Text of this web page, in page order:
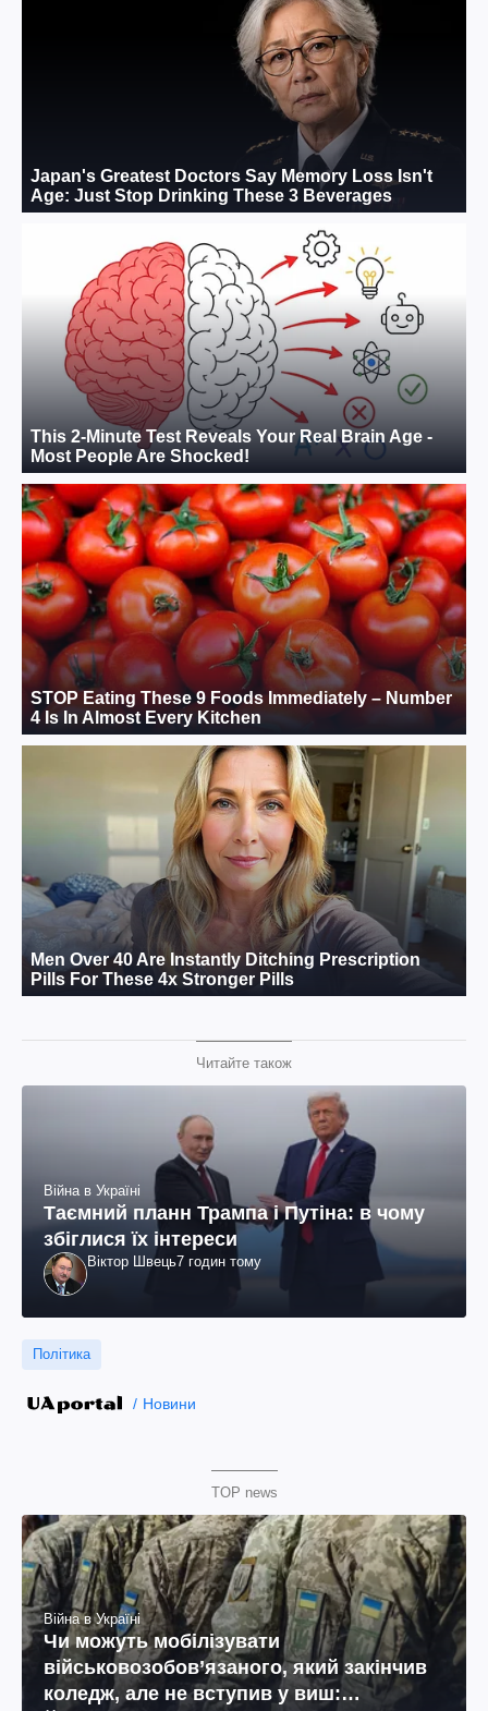
Читайте також
Війна в Україні
Таємний планн Трампа і Путіна: в чому
збіглися їх інтереси
Віктор Швець7 годин тому
Політика
Новини
TOP news
Війна в Україні
Чи можуть мобілізувати
військовозобов’язаного, який закінчив
коледж, але не вступив у виш: